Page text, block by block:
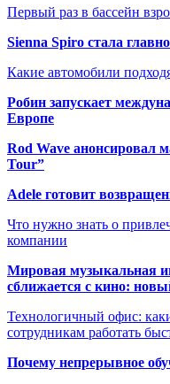
Первый раз в бассейн
Sienna Spiro стала
Какие автомобили
Робин запускает
Европе
Rod Wave анонсировал
Tour”
Adele готовит
Что нужно знать о
компании
Мировая музыкальная
сближается с кино:
Технологичный офис:
сотрудникам работать
Почему непрерывное